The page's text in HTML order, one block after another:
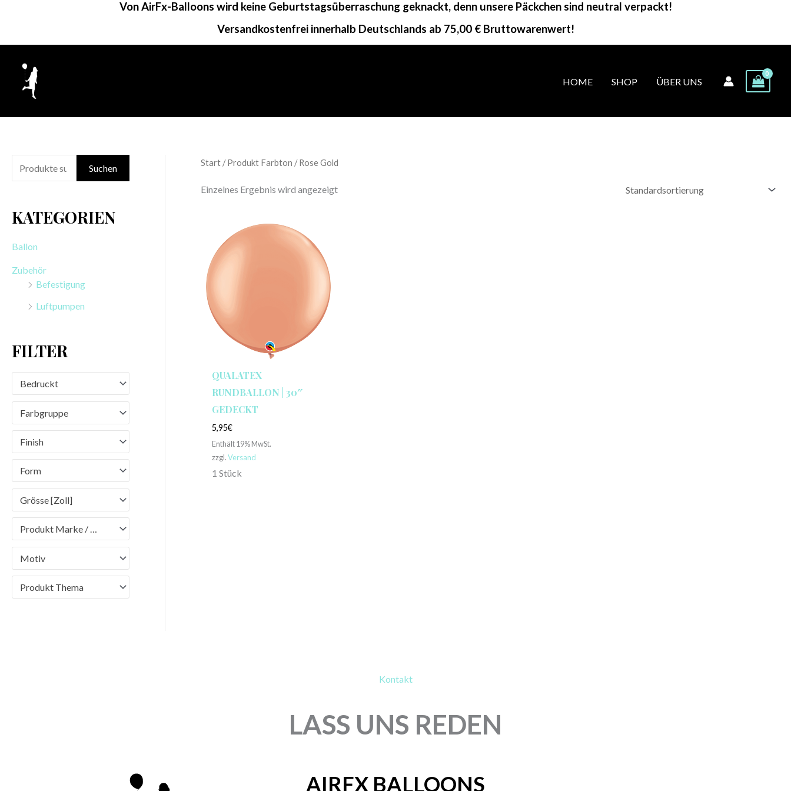
springen
Von AirFx-Balloons wird keine Geburtstagsüberraschung geknackt, denn unsere Päckchen sind neutral verpackt!
Versandkostenfrei innerhalb Deutschlands ab 75,00 € Bruttowarenwert!
HOME SHOP ÜBER UNS
u
h
n
Suchen
KATEGORIEN
Ballon
Zubehör
Befestigung
Luftpumpen
FILTER
Bedruckt
Farbgruppe
Finish
Form
Grösse [Zoll]
Produkt Marke / Brand
Motiv
Produkt Thema
Start/ Produkt Farbton / Rose Gold
Einzelnes Ergebnis wird angezeigt
QUALATEX
RUNDBALLON | 30″
GEDECKT
5,95€
Enthält 19% MwSt.
zzgl.Versand
1 Stück
Kontakt
LASS UNS REDEN
AIRFX BALLOONS